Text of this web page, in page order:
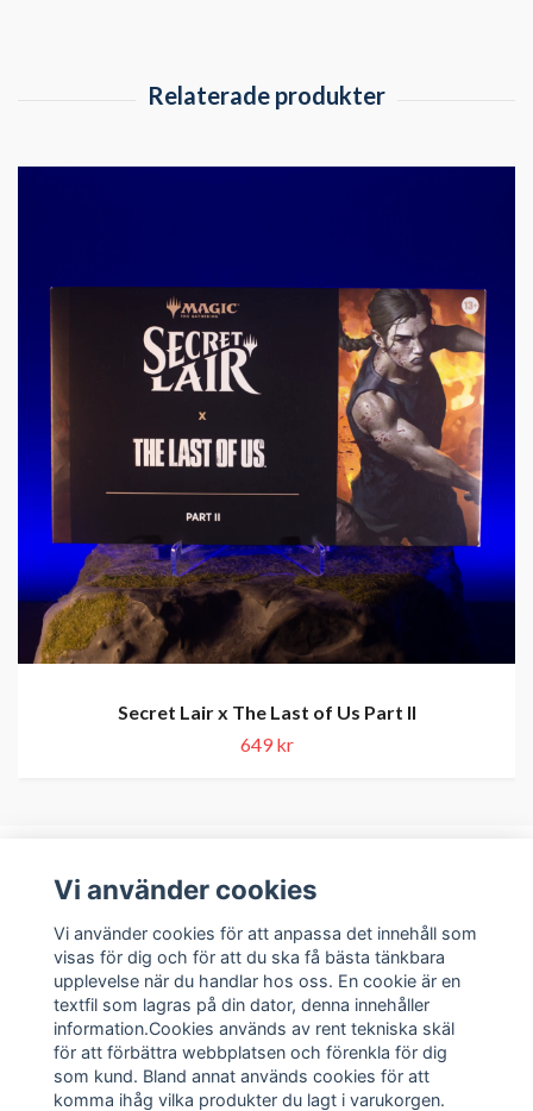
Secret Lair x The Last of Us Part II
649 kr
Kundservice
Sociala medier
Vi använder cookies
Vi använder cookies för att anpassa det innehåll som
visas för dig och för att du ska få bästa tänkbara
upplevelse när du handlar hos oss. En cookie är en
textfil som lagras på din dator, denna innehåller
information.Cookies används av rent tekniska skäl
för att förbättra webbplatsen och förenkla för dig
som kund. Bland annat används cookies för att
komma ihåg vilka produkter du lagt i varukorgen.